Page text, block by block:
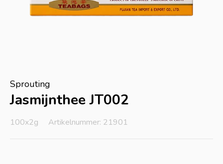
Sprouting
Jasmijnthee JT002
100x2g Artikelnummer: 21901